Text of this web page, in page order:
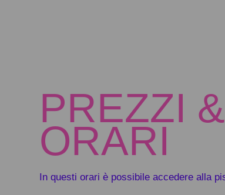
PREZZI &
ORARI
In questi orari è possibile accedere alla